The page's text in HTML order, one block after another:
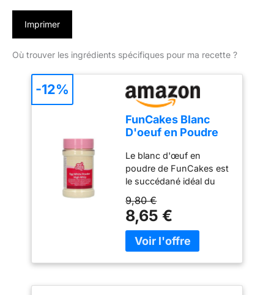
Imprimer
Où trouver les ingrédients spécifiques pour ma recette ?
FunCakes Blanc
D'oeuf en Poudre
125 g: Remplace les
blancs d'œufs crus
dans toutes vos
recettes – Idéal
pour la préparation
de glaçage royal -
125 Grammes
Le blanc d'œuf en
poudre de FunCakes est
le succédané idéal du
convient à merveille à la
préparation du glaçage
royal. Il suffit de
mélanger 10 g de blanc
sucre glace et une pointe
9,80 €
8,65 €
-12%